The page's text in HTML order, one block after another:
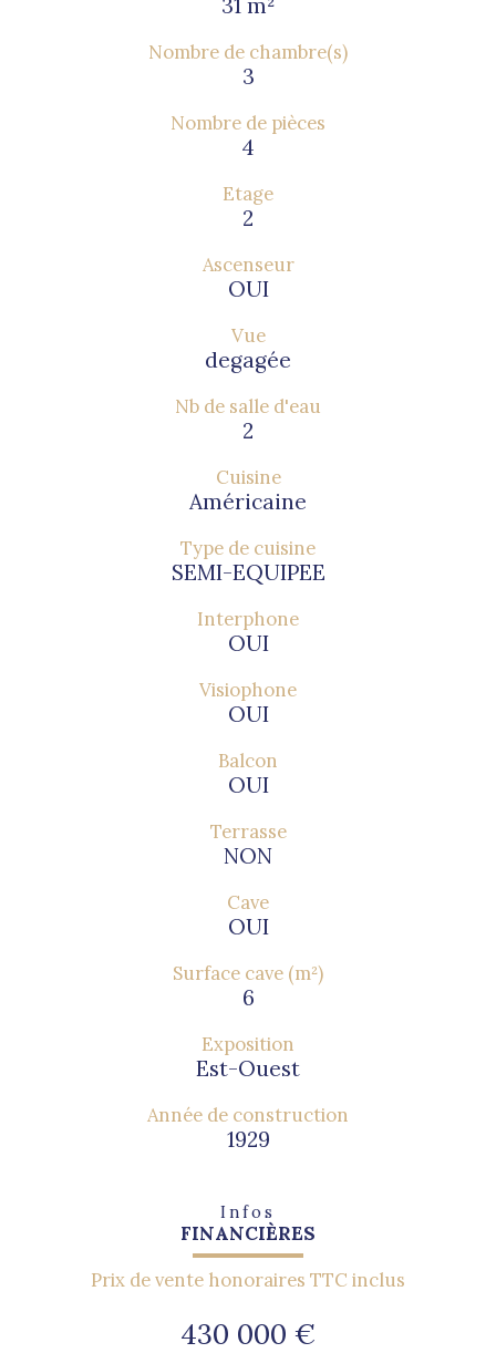
31 m²
Nombre de chambre(s)
3
Nombre de pièces
4
Etage
2
Ascenseur
OUI
Vue
degagée
Nb de salle d'eau
2
Cuisine
Américaine
Type de cuisine
SEMI-EQUIPEE
Interphone
OUI
Visiophone
OUI
Balcon
OUI
Terrasse
NON
Cave
OUI
Surface cave (m²)
6
Exposition
Est-Ouest
Année de construction
1929
Infos
FINANCIÈRES
Prix de vente honoraires TTC inclus
430 000 €